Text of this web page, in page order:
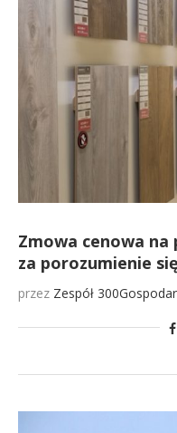
Zmowa cenowa na
za porozumienie
przez Zespół